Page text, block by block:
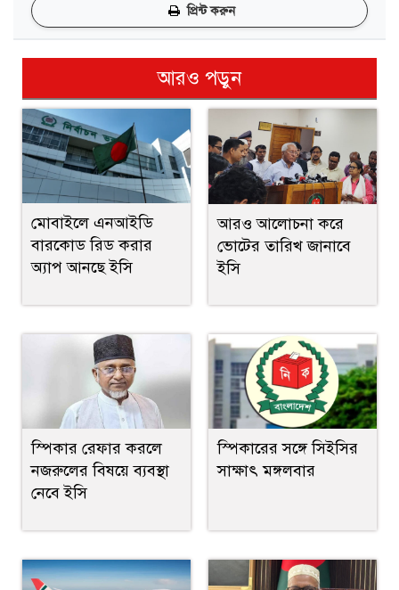
প্রিন্ট করুন
আরও পড়ুন
মোবাইলে এনআইডি
বারকোড রিড করার
অ্যাপ আনছে ইসি
আরও আলোচনা করে
ভোটের তারিখ জানাবে
ইসি
স্পিকার রেফার করলে
নজরুলের বিষয়ে ব্যবস্থা
নেবে ইসি
স্পিকারের সঙ্গে সিইসির
সাক্ষাৎ মঙ্গলবার